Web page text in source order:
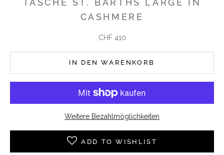
TASCHE ST. BARTHS LARGE IN
CASHMERE
Angebot
CHF 410
IN DEN WARENKORB
Weitere Bezahlmöglichkeiten
ADD TO WISHLIST